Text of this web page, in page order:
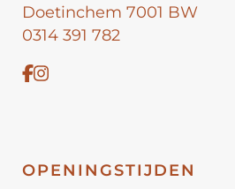
Doetinchem 7001 BW
0314 391 782
OPENINGSTIJDEN